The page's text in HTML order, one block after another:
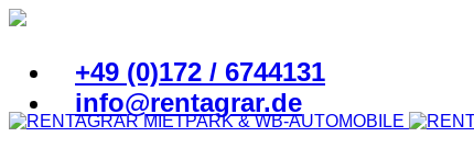
+49 (0)172 / 6744131
info@rentagrar.de